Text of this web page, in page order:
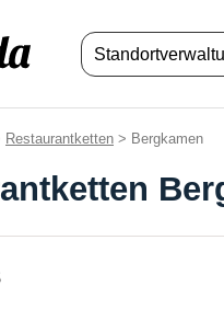
Restaurantketten > Bergkamen